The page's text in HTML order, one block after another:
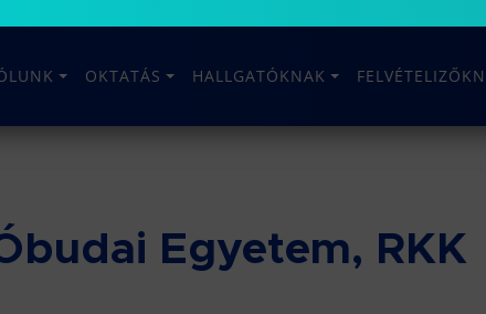
OKTATÁS HALLGATÓKNAK
Egyetem, RKK